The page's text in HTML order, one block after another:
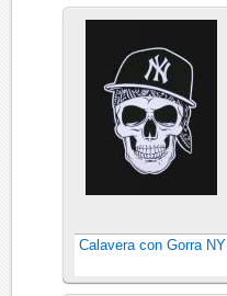
Calavera con Gorra NY